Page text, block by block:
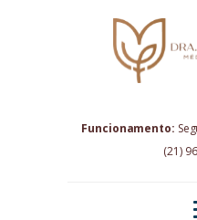
Funcionamento:
(21)